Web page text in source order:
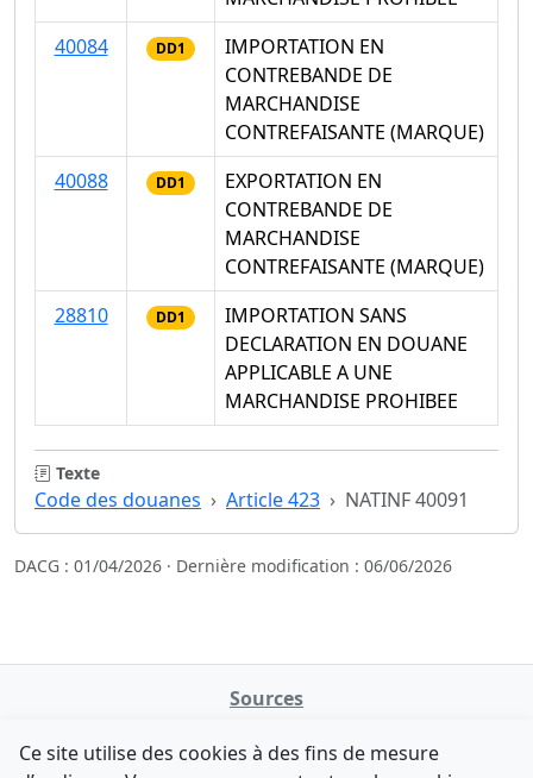
40084
DD1
IMPORTATION EN
CONTREBANDE DE
MARCHANDISE
CONTREFAISANTE (MARQUE)
40088
DD1
EXPORTATION EN
CONTREBANDE DE
MARCHANDISE
CONTREFAISANTE (MARQUE)
28810
DD1
IMPORTATION SANS
DECLARATION EN DOUANE
APPLICABLE A UNE
MARCHANDISE PROHIBEE
Texte
Code des douanes Article 423 NATINF 40091
DACG : 01/04/2026 · Dernière modification : 06/06/2026
Sources
data.gouv.fr
Ce site utilise des cookies à des fins de mesure